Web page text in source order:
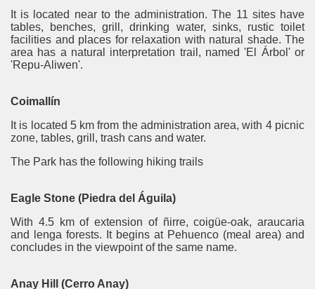
It is located near to the administration. The 11 sites have
tables, benches, grill, drinking water, sinks, rustic toilet
facilities and places for relaxation with natural shade. The
area has a natural interpretation trail, named 'El Árbol' or
'Repu-Aliwen'.
Coimallín
It is located 5 km from the administration area, with 4 picnic
zone, tables, grill, trash cans and water.
The Park has the following hiking trails
Eagle Stone (Piedra del Águila)
With 4.5 km of extension of ñirre, coigüe-oak, araucaria
and lenga forests. It begins at Pehuenco (meal area) and
concludes in the viewpoint of the same name.
Anay Hill (Cerro Anay)